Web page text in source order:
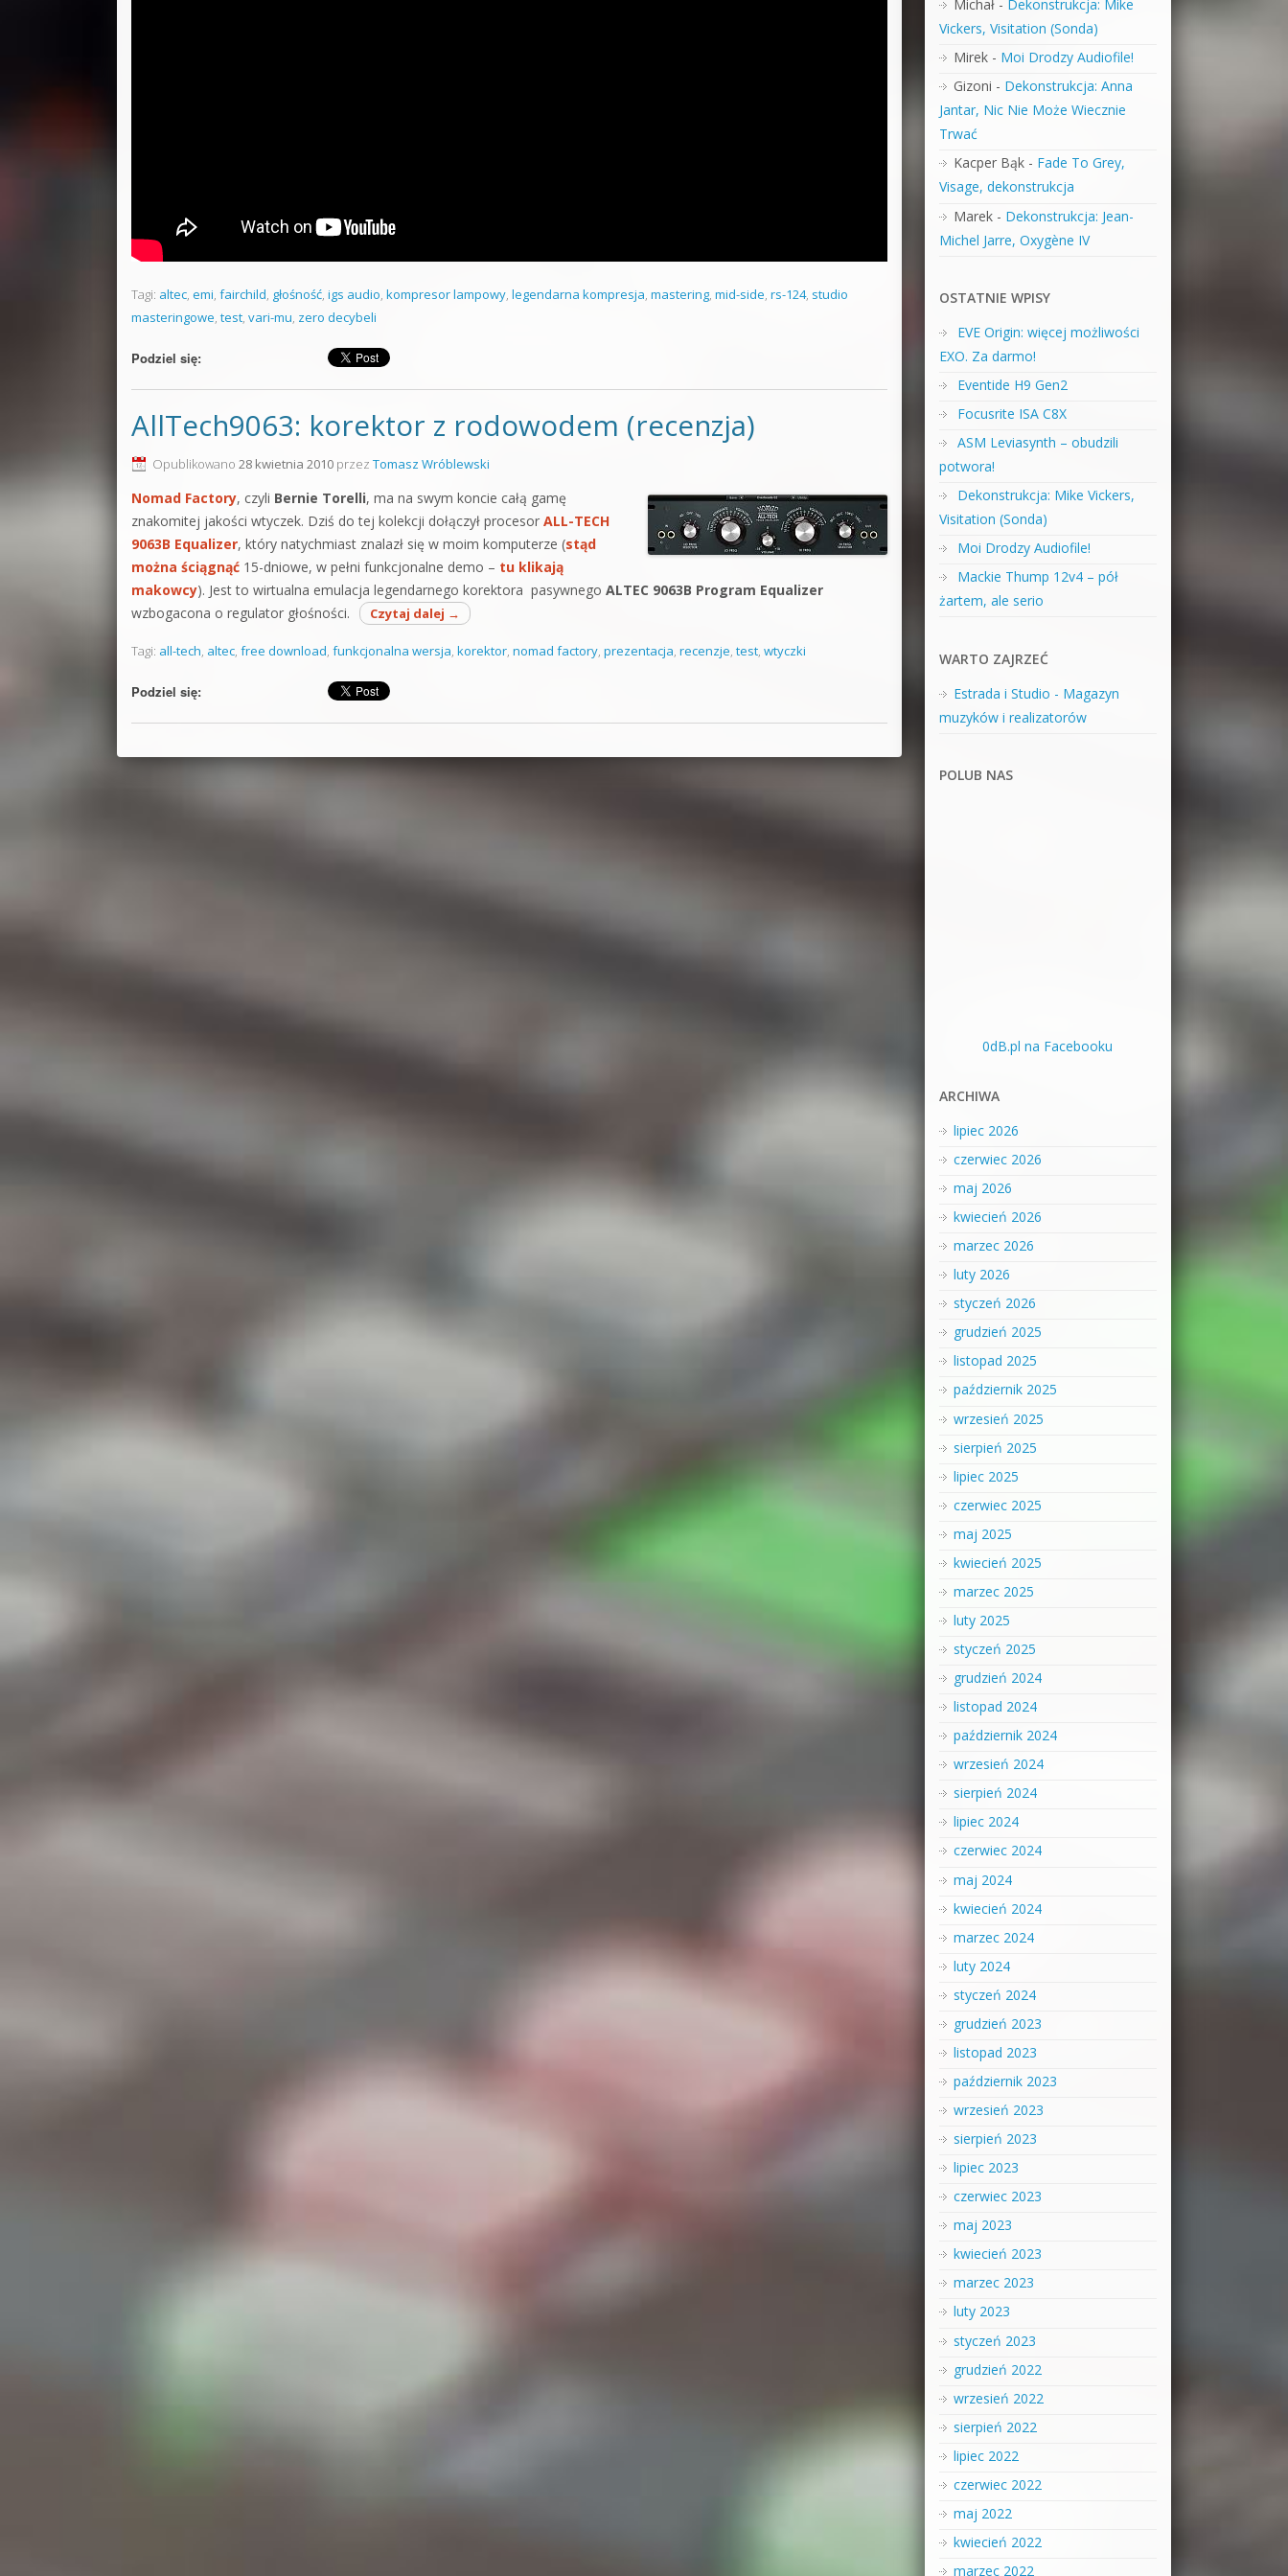
Tagi: altec, emi, fairchild, głośność, igs audio, kompresor lampowy, legendarna kompresja, mastering, mid-side, rs-124, studio
masteringowe, test, vari-mu, zero decybeli
Podziel się:
AllTech9063: korektor z rodowodem (recenzja)
Opublikowano 28 kwietnia 2010 przez Tomasz Wróblewski
Nomad Factory, czyli Bernie Torelli, ma na swym koncie całą gamę
znakomitej jakości wtyczek. Dziś do tej kolekcji dołączył procesor ALL-TECH
9063B Equalizer, który natychmiast znalazł się w moim komputerze (stąd
można ściągnąć 15-dniowe, w pełni funkcjonalne demo – tu klikają
makowcy). Jest to wirtualna emulacja legendarnego korektora pasywnego ALTEC 9063B Program Equalizer
wzbogacona o regulator głośności.
Czytaj dalej →
Tagi: all-tech, altec, free download, funkcjonalna wersja, korektor, nomad factory, prezentacja, recenzje, test, wtyczki
Podziel się:
Michał- Dekonstrukcja: Mike
Vickers, Visitation (Sonda)
Mirek- Moi Drodzy Audiofile!
Gizoni - Dekonstrukcja: Anna
Jantar, Nic Nie Może Wiecznie
Trwać
Kacper Bąk- Fade To Grey,
Visage, dekonstrukcja
Marek- Dekonstrukcja: Jean-
Michel Jarre, Oxygène IV
OSTATNIE WPISY
EVE Origin: więcej możliwości
EXO. Za darmo!
Eventide H9 Gen2
Focusrite ISA C8X
ASM Leviasynth – obudzili
potwora!
Dekonstrukcja: Mike Vickers,
Visitation (Sonda)
Moi Drodzy Audiofile!
Mackie Thump 12v4 – pół
żartem, ale serio
WARTO ZAJRZEĆ
Estrada i Studio - Magazyn
muzyków i realizatorów
POLUB NAS
0dB.pl na Facebooku
ARCHIWA
lipiec 2026
czerwiec 2026
maj 2026
kwiecień 2026
marzec 2026
luty 2026
styczeń 2026
grudzień 2025
listopad 2025
październik 2025
wrzesień 2025
sierpień 2025
lipiec 2025
czerwiec 2025
maj 2025
kwiecień 2025
marzec 2025
luty 2025
styczeń 2025
grudzień 2024
listopad 2024
październik 2024
wrzesień 2024
sierpień 2024
lipiec 2024
czerwiec 2024
maj 2024
kwiecień 2024
marzec 2024
luty 2024
styczeń 2024
grudzień 2023
listopad 2023
październik 2023
wrzesień 2023
sierpień 2023
lipiec 2023
czerwiec 2023
maj 2023
kwiecień 2023
marzec 2023
luty 2023
styczeń 2023
grudzień 2022
wrzesień 2022
sierpień 2022
lipiec 2022
czerwiec 2022
maj 2022
kwiecień 2022
marzec 2022